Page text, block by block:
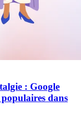
: Google
dans